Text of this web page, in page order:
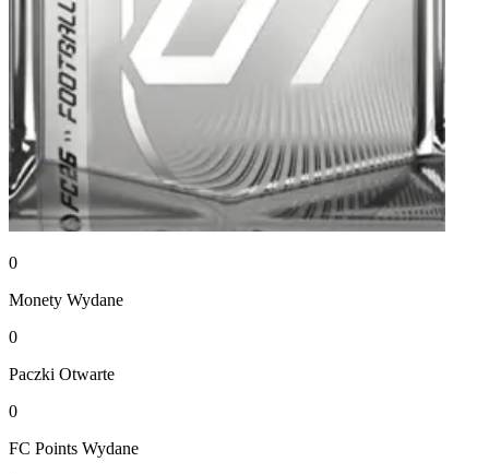
0
Monety Wydane
0
Paczki Otwarte
0
FC Points Wydane